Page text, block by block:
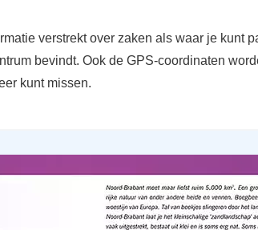
verstrekt over zaken als waar je kunt
bevindt. Ook de GPS-coordinaten
kunt missen.